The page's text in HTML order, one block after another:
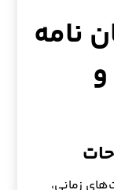
نامه
زمانی،